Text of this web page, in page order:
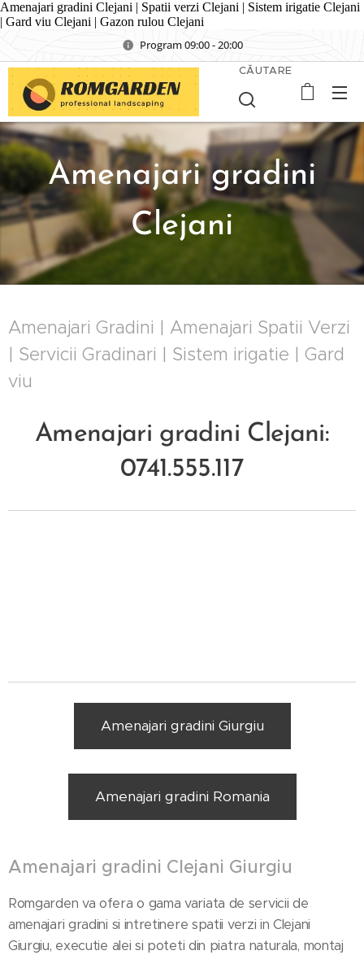
Amenajari gradini Clejani | Spatii verzi Clejani | Sistem irigatie Clejani
| Gard viu Clejani | Gazon rulou Clejani
Program 09:00 - 20:00
CĂUTARE
Amenajari gradini
Clejani
Amenajari Gradini | Amenajari Spatii Verzi
| Servicii Gradinari | Sistem irigatie | Gard
viu
Amenajari gradini Clejani:
0741.555.117
Amenajari gradini Giurgiu
Amenajari gradini Romania
Amenajari gradini Clejani Giurgiu
Romgarden va ofera o gama variata de servicii de
amenajari gradini si intretinere spatii verzi in Clejani
Giurgiu, executie alei si poteti din piatra naturala, montaj